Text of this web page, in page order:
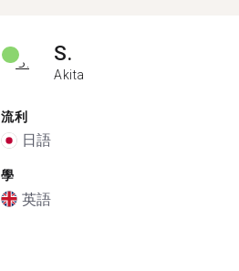
S.
Akita
流利
日語
學
英語